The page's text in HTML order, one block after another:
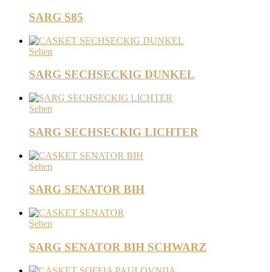
SARG S85
Sehen
SARG SECHSECKIG DUNKEL
Sehen
SARG SECHSECKIG LICHTER
Sehen
SARG SENATOR BIH
Sehen
SARG SENATOR BIH SCHWARZ